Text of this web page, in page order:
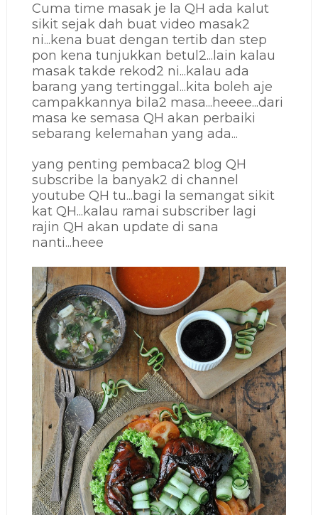
Cuma time masak je la QH ada kalut
sikit sejak dah buat video masak2
ni...kena buat dengan tertib dan step
pon kena tunjukkan betul2...lain kalau
masak takde rekod2 ni...kalau ada
barang yang tertinggal...kita boleh aje
campakkannya bila2 masa...heeee...dari
masa ke semasa QH akan perbaiki
sebarang kelemahan yang ada...
yang penting pembaca2 blog QH
subscribe la banyak2 di channel
youtube QH tu...bagi la semangat sikit
kat QH...kalau ramai subscriber lagi
rajin QH akan update di sana
nanti...heee